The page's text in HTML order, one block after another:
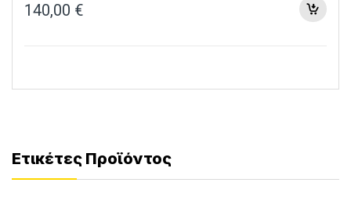
140,00 €
Ετικέτες Προϊόντος